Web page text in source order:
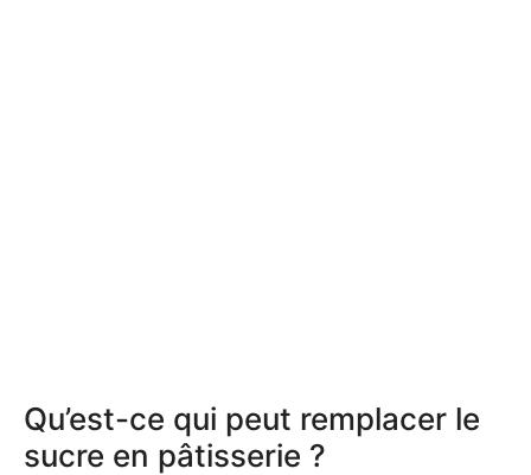
Qu’est-ce qui peut remplacer le
sucre en pâtisserie ?